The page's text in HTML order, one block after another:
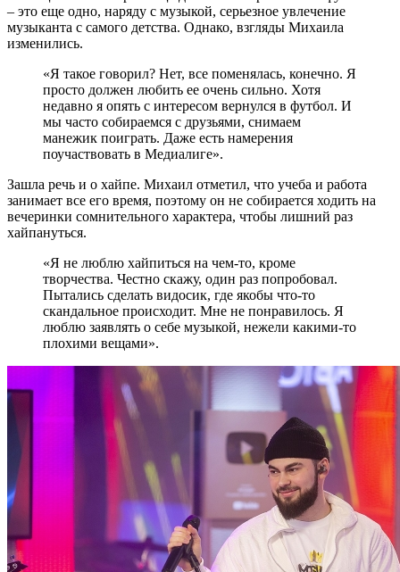
– это еще одно, наряду с музыкой, серьезное увлечение
музыканта с самого детства. Однако, взгляды Михаила
изменились.
«Я такое говорил? Нет, все поменялась, конечно. Я
просто должен любить ее очень сильно. Хотя
недавно я опять с интересом вернулся в футбол. И
мы часто собираемся с друзьями, снимаем
манежик поиграть. Даже есть намерения
поучаствовать в Медиалиге».
Зашла речь и о хайпе. Михаил отметил, что учеба и работа
занимает все его время, поэтому он не собирается ходить на
вечеринки сомнительного характера, чтобы лишний раз
хайпануться.
«Я не люблю хайпиться на чем-то, кроме
творчества. Честно скажу, один раз попробовал.
Пытались сделать видосик, где якобы что-то
скандальное происходит. Мне не понравилось. Я
люблю заявлять о себе музыкой, нежели какими-то
плохими вещами».